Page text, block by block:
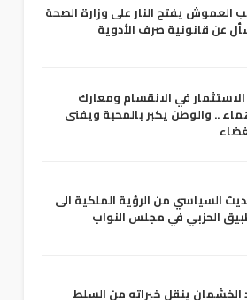
العموش يفتح النار على وزارة الصحة
عن قانونية صرف الأدوية
الاستثمار في الانقسام ومعارك
.. والوطن يكبر بالمحبة ويفنى
السياسي من الرؤية الملكية الى
الحزبي في مجلس النواب
الخشمان ينقل خبراته من السلط